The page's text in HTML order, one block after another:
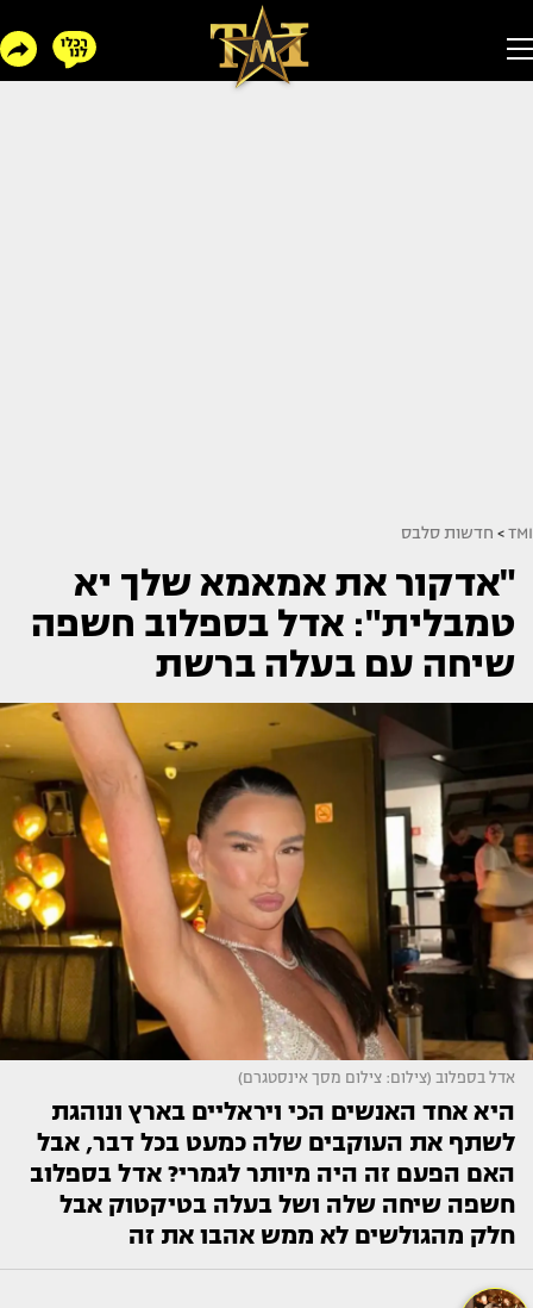
TMI
> חדשות סלבס
"אדקור את אמאמא שלך יא
טמבלית": אדל בספלוב חשפה
שיחה עם בעלה ברשת
אדל בספלוב (צילום: צילום מסך אינסטגרם)
היא אחד האנשים הכי ויראליים בארץ ונוהגת
לשתף את העוקבים שלה כמעט בכל דבר, אבל
האם הפעם זה היה מיותר לגמרי? אדל בספלוב
חשפה שיחה שלה ושל בעלה בטיקטוק אבל
חלק מהגולשים לא ממש אהבו את זה